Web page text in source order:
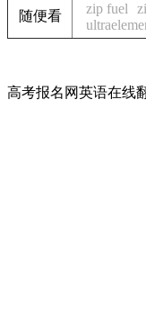
随便看 zip fuel
高考报名网英语在线